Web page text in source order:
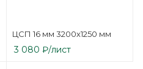
ЦСП 16 мм 3200х1250 мм
3 080 ₽/лист